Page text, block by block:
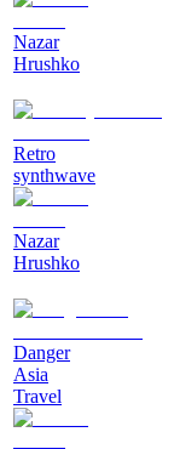
Nazar
Hrushko
Retro
synthwave
Nazar
Hrushko
Danger
Asia
Travel